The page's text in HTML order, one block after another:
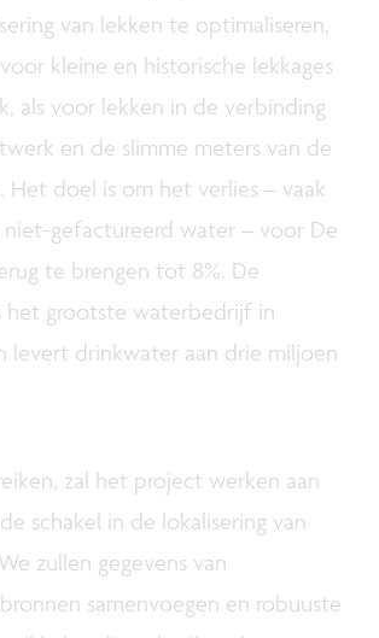
van lekken te optimaliseren,
kleine en historische lekkages
als voor lekken in de verbinding
en de slimme meters van de
Het doel is om het verlies – vaak
niet-gefactureerd water – voor De
te brengen tot 8%. De
het grootste waterbedrijf in
levert drinkwater aan drie miljoen
zal het project werken aan
schakel in de lokalisering van
zullen gegevens van
samenvoegen en robuuste